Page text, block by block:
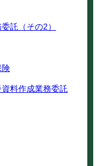
託（その2）
料作成業務委託